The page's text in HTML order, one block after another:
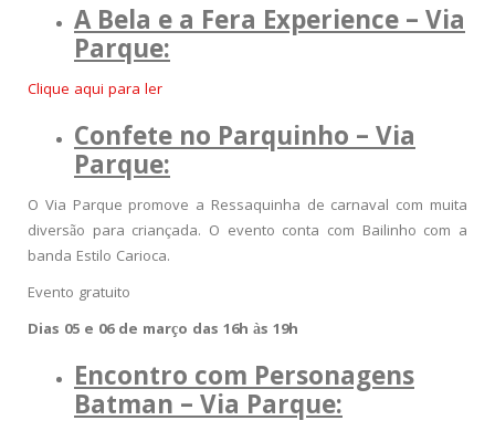
A Bela e a Fera Experience – Via
Parque:
Clique aqui para ler
Confete no Parquinho – Via
Parque:
O Via Parque promove a Ressaquinha de carnaval com muita
diversão para criançada. O evento conta com Bailinho com a
banda Estilo Carioca.
Evento gratuito
Dias 05 e 06 de março das 16h às 19h
Encontro com Personagens
Batman – Via Parque: